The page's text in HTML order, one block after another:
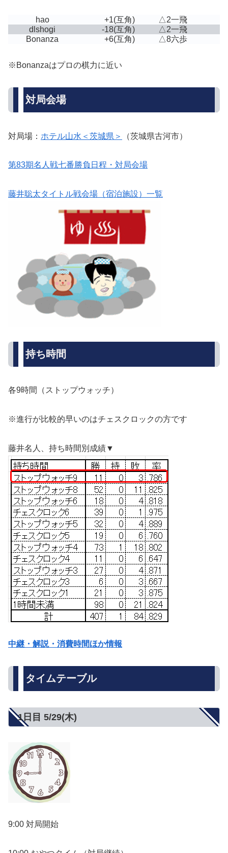
hao +1(互角)
△2一飛
dlshogi
-18(互角)
△2一飛
Bonanza
+6(互角) △8六歩
※Bonanzaはプロの棋力に近い
対局会場
対局場： ホテル山水＜茨城県＞ （茨城県古河市）
第83期名人戦七番勝負日程・対局会場
藤井聡太タイトル戦会場（宿泊施設）一覧
持ち時間
各9時間（ストップウォッチ）
※進行が比較的早いのはチェスクロックの方です
藤井名人、持ち時間別成績▼
中継・解説・消費時間ほか情報
タイムテーブル
1日目 5/29(木)
9:00 対局開始